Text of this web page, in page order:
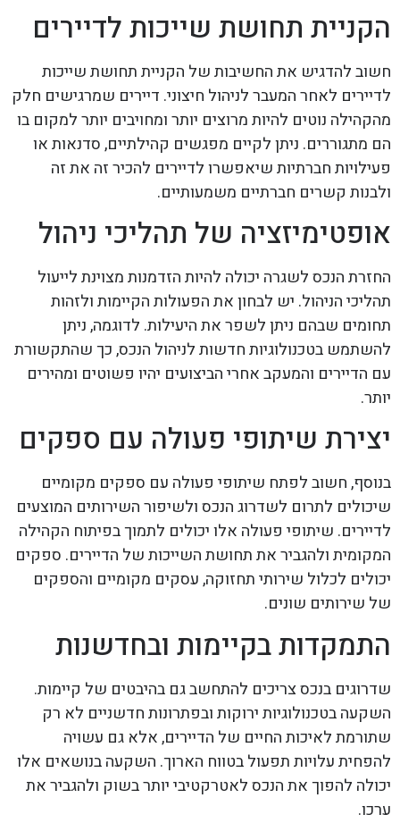
הקניית תחושת שייכות לדיירים
חשוב להדגיש את החשיבות של הקניית תחושת שייכות
לדיירים לאחר המעבר לניהול חיצוני. דיירים שמרגישים חלק
מהקהילה נוטים להיות מרוצים יותר ומחויבים יותר למקום בו
הם מתגוררים. ניתן לקיים מפגשים קהילתיים, סדנאות או
פעילויות חברתיות שיאפשרו לדיירים להכיר זה את זה
ולבנות קשרים חברתיים משמעותיים.
אופטימיזציה של תהליכי ניהול
החזרת הנכס לשגרה יכולה להיות הזדמנות מצוינת לייעול
תהליכי הניהול. יש לבחון את הפעולות הקיימות ולזהות
תחומים שבהם ניתן לשפר את היעילות. לדוגמה, ניתן
להשתמש בטכנולוגיות חדשות לניהול הנכס, כך שהתקשורת
עם הדיירים והמעקב אחרי הביצועים יהיו פשוטים ומהירים
יותר.
יצירת שיתופי פעולה עם ספקים
בנוסף, חשוב לפתח שיתופי פעולה עם ספקים מקומיים
שיכולים לתרום לשדרוג הנכס ולשיפור השירותים המוצעים
לדיירים. שיתופי פעולה אלו יכולים לתמוך בפיתוח הקהילה
המקומית ולהגביר את תחושת השייכות של הדיירים. ספקים
יכולים לכלול שירותי תחזוקה, עסקים מקומיים והספקים
של שירותים שונים.
התמקדות בקיימות ובחדשנות
שדרוגים בנכס צריכים להתחשב גם בהיבטים של קיימות.
השקעה בטכנולוגיות ירוקות ובפתרונות חדשניים לא רק
שתורמת לאיכות החיים של הדיירים, אלא גם עשויה
להפחית עלויות תפעול בטווח הארוך. השקעה בנושאים אלו
יכולה להפוך את הנכס לאטרקטיבי יותר בשוק ולהגביר את
ערכו.